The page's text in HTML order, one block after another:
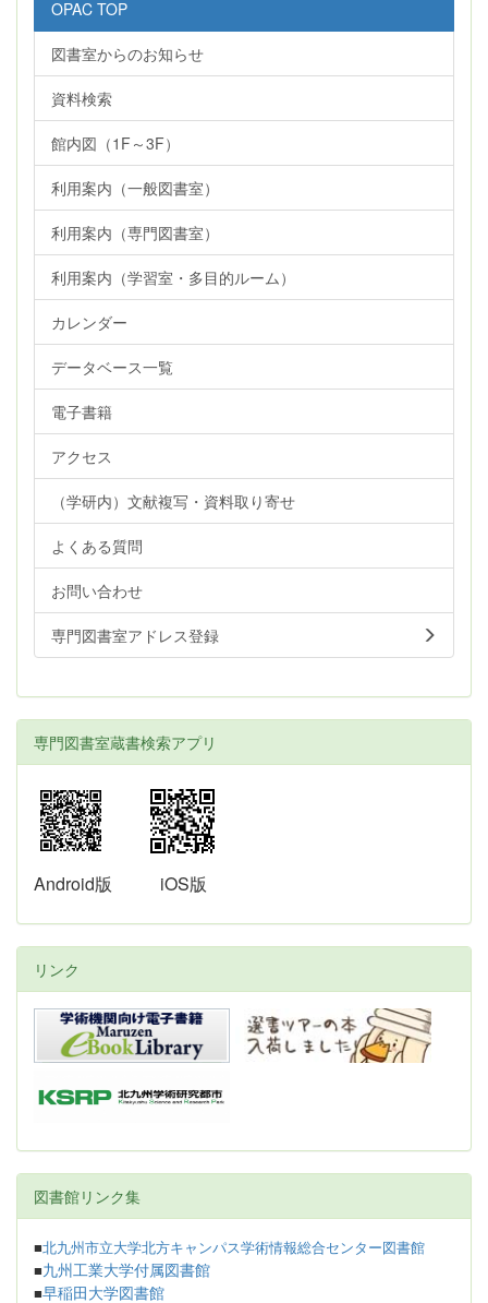
OPAC TOP
図書室からのお知らせ
資料検索
館内図（1F～3F）
利用案内（一般図書室）
利用案内（専門図書室）
利用案内（学習室・多目的ルーム）
カレンダー
データベース一覧
電子書籍
アクセス
（学研内）文献複写・資料取り寄せ
よくある質問
お問い合わせ
専門図書室アドレス登録
専門図書室蔵書検索アプリ
Android版 iOS版
リンク
図書館リンク集
■北九州市立大学北方キャンパス学術情報総合センター図書館
■九州工業大学付属図書館
■早稲田大学図書館